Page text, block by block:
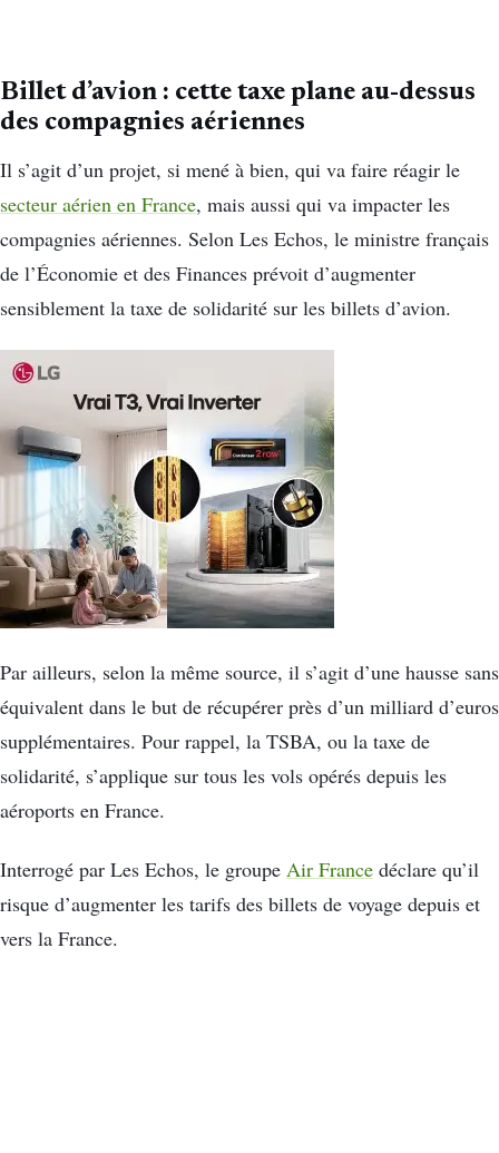
Billet d’avion : cette taxe plane au-dessus
des compagnies aériennes
Il s’agit d’un projet, si mené à bien, qui va faire réagir le
secteur aérien en France, mais aussi qui va impacter les
compagnies aériennes. Selon Les Echos, le ministre français
de l’Économie et des Finances prévoit d’augmenter
sensiblement la taxe de solidarité sur les billets d’avion.
Par ailleurs, selon la même source, il s’agit d’une hausse sans
équivalent dans le but de récupérer près d’un milliard d’euros
supplémentaires. Pour rappel, la TSBA, ou la taxe de
solidarité, s’applique sur tous les vols opérés depuis les
aéroports en France.
Interrogé par Les Echos, le groupe Air France déclare qu’il
risque d’augmenter les tarifs des billets de voyage depuis et
vers la France.